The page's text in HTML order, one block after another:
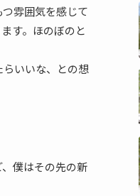
雰囲気を感じて
す。ほのぼのと
いいな、との想
僕はその先の新